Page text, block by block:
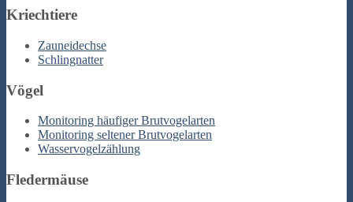
Kriechtiere
Zauneidechse
Schlingnatter
Vögel
Monitoring häufiger Brutvogelarten
Monitoring seltener Brutvogelarten
Wasservogelzählung
Fledermäuse